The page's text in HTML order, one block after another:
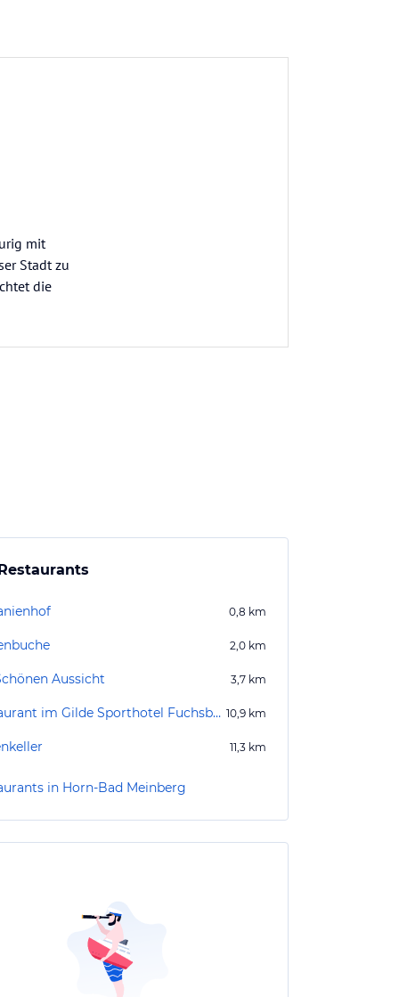
mit
Stadt zu
die
0,8 km
2,0 km
Aussicht 3,7 km
Restaurant im Gilde Sporthotel Fuchsbachtal 10,9 km
11,3 km
in Horn-Bad Meinberg